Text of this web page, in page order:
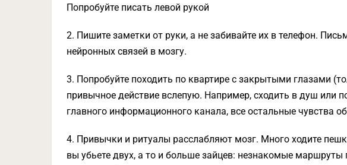
Попробуйте писать левой рукой
2. Пишите заметки от руки, а не забивайте их в телефон.
нейронных связей в мозгу.
3. Попробуйте походить по квартире с закрытыми глазами
привычное действие вслепую. Например, сходить в душ или
главного информационного канала, все остальные чувства
4. Привычки и ритуалы расслабляют мозг. Много ходите
вы убьете двух, а то и больше зайцев: незнакомые